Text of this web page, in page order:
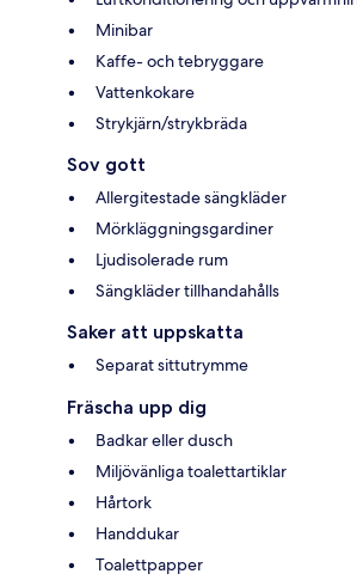
Minibar
Kaffe- och tebryggare
Vattenkokare
Strykjärn/strykbräda
Sov gott
Allergitestade sängkläder
Mörkläggningsgardiner
Ljudisolerade rum
Sängkläder tillhandahålls
Saker att uppskatta
Separat sittutrymme
Fräscha upp dig
Badkar eller dusch
Miljövänliga toalettartiklar
Hårtork
Handdukar
Toalettpapper